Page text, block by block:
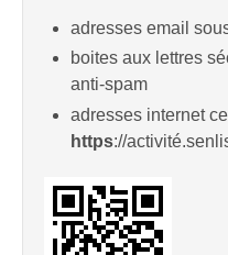
adresses email
boites aux lettres
anti-spam
adresses internet
https://